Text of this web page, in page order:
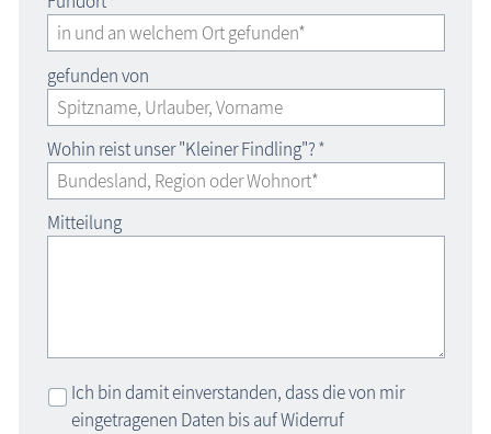
gefunden von
Wohin reist unser "Kleiner Findling"?*
Mitteilung
Ich bin damit einverstanden, dass die von mir
eingetragenen Daten bis auf Widerruf